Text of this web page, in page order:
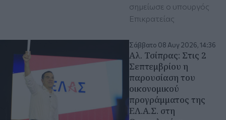
σημείωσε ο υπουργός
Επικρατείας
Σάββατο 08 Αυγ 2026, 14:36
Αλ. Τσίπρας: Στις 2
Σεπτεμβρίου η
παρουσίαση του
οικονομικού
προγράμματος της
ΕΛ.Α.Σ. στη